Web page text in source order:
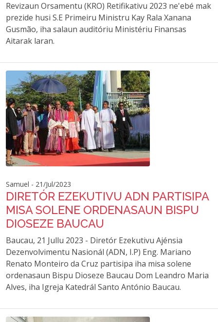
Revizaun Orsamentu (KRO) Retifikativu 2023 ne'ebé mak
prezide husi S.E Primeiru Ministru Kay Rala Xanana
Gusmão, iha salaun auditóriu Ministériu Finansas
Aitarak laran.
Samuel - 21/Jul/2023
DIRETÓR EZEKUTIVU ADN PARTISIPA
MISA SOLENE ORDENASAUN BISPU
DIOSEZE BAUCAU
Baucau, 21 Jullu 2023 - Diretór Ezekutivu Ajénsia
Dezenvolvimentu Nasionál (ADN, I.P) Eng. Mariano
Renato Monteiro da Cruz partisipa iha misa solene
ordenasaun Bispu Dioseze Baucau Dom Leandro Maria
Alves, iha Igreja Katedrál Santo António Baucau.